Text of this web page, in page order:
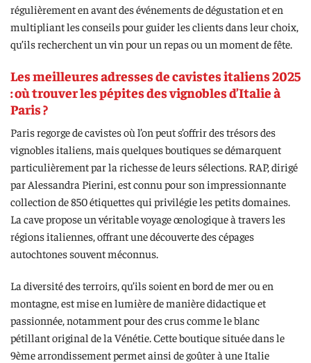
régulièrement en avant des événements de dégustation et en
multipliant les conseils pour guider les clients dans leur choix,
qu’ils recherchent un vin pour un repas ou un moment de fête.
Les meilleures adresses de cavistes italiens 2025
: où trouver les pépites des vignobles d’Italie à
Paris ?
Paris regorge de cavistes où l’on peut s’offrir des trésors des
vignobles italiens, mais quelques boutiques se démarquent
particulièrement par la richesse de leurs sélections. RAP, dirigé
par Alessandra Pierini, est connu pour son impressionnante
collection de 850 étiquettes qui privilégie les petits domaines.
La cave propose un véritable voyage œnologique à travers les
régions italiennes, offrant une découverte des cépages
autochtones souvent méconnus.
La diversité des terroirs, qu’ils soient en bord de mer ou en
montagne, est mise en lumière de manière didactique et
passionnée, notamment pour des crus comme le blanc
pétillant original de la Vénétie. Cette boutique située dans le
9ème arrondissement permet ainsi de goûter à une Italie